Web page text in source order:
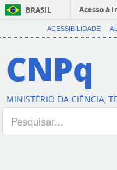
BRASIL
Acesso à
ACESSIBILIDADE
CNPq
MINISTÉRIO DA CIÊNCIA,